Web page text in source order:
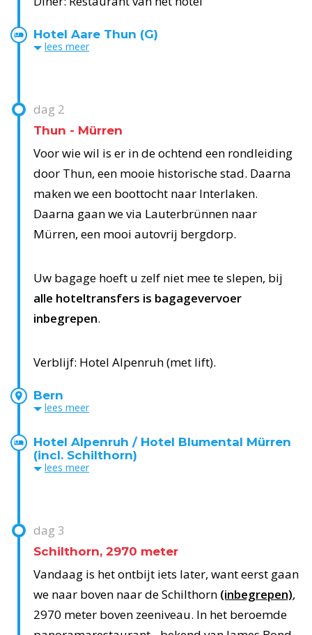
Hotel Aare Thun (G)
lees meer
dag 2
Thun - Mürren
Voor wie wil is er in de ochtend een rondleiding
door Thun, een mooie historische stad. Daarna
maken we een boottocht naar Interlaken.
Daarna gaan we via Lauterbrünnen naar
Mürren, een mooi autovrij bergdorp.
Uw bagage hoeft u zelf niet mee te slepen, bij
alle hoteltransfers is bagagevervoer
inbegrepen.
Verblijf: Hotel Alpenruh (met lift).
Bern
lees meer
Hotel Alpenruh / Hotel Blumental Mürren
(incl. Schilthorn)
lees meer
dag 3
Schilthorn, 2970 meter
Vandaag is het ontbijt iets later, want eerst gaan
we naar boven naar de Schilthorn (inbegrepen),
2970 meter boven zeeniveau. In het beroemde